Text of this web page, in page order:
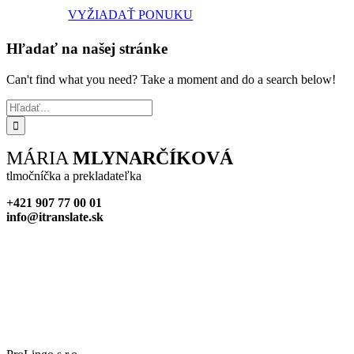
VYŽIADAŤ PONUKU
Hľadať na našej stránke
Can't find what you need? Take a moment and do a search below!
Hľadať:
MÁRIA MLYNARČÍKOVÁ
tlmočníčka a prekladateľka
+421 907 77 00 01
info@itranslate.sk